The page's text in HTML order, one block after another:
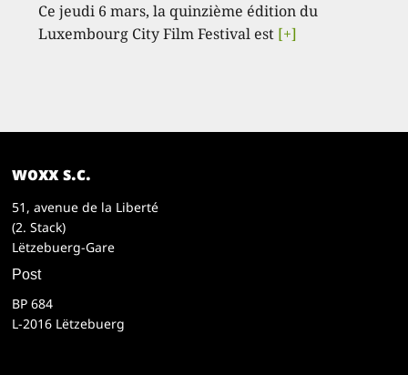
Ce jeudi 6 mars, la quinzième édition du
Luxembourg City Film Festival est [+]
woxx s.c.
51, avenue de la Liberté
(2. Stack)
Lëtzebuerg-Gare
Post
BP 684
L-2016 Lëtzebuerg